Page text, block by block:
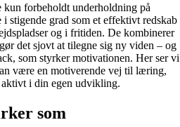
forbeholdt underholdning på
i stigende grad som et effektivt redskab
og i fritiden. De kombinerer
det sjovt at tilegne sig ny viden – og
som styrker motivationen. Her ser vi
være en motiverende vej til læring,
i din egen udvikling.
som